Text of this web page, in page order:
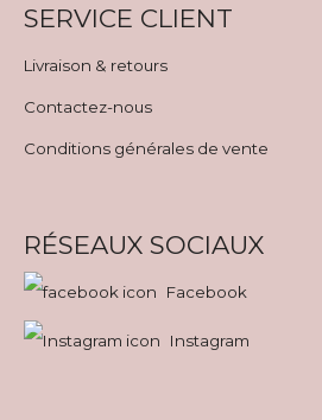
SERVICE CLIENT
Livraison & retours
Contactez-nous
Conditions générales de vente
RÉSEAUX SOCIAUX
Facebook
Instagram